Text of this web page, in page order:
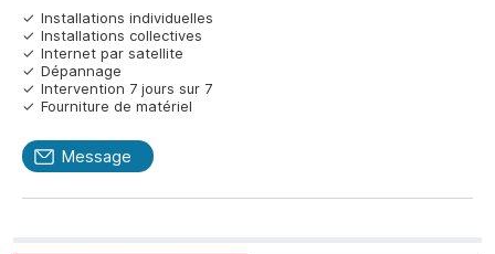
Installations individuelles
Installations collectives
Internet par satellite
Dépannage
Intervention 7 jours sur 7
Fourniture de matériel
Message